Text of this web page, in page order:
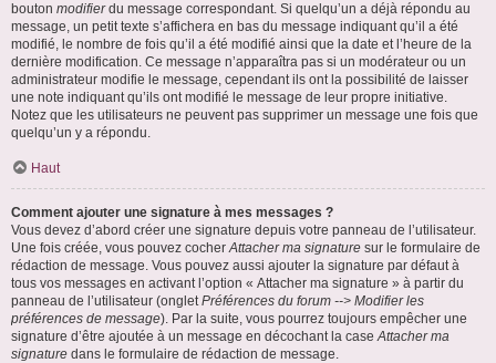
bouton modifierdu message correspondant. Si quelqu’un a déjà répondu au
message, un petit texte s’affichera en bas du message indiquant qu’il a été
modifié, le nombre de fois qu’il a été modifié ainsi que la date et l’heure de la
dernière modification. Ce message n’apparaîtra pas si un modérateur ou un
administrateur modifie le message, cependant ils ont la possibilité de laisser
une note indiquant qu’ils ont modifié le message de leur propre initiative.
Notez que les utilisateurs ne peuvent pas supprimer un message une fois que
quelqu’un y a répondu.
Haut
Comment ajouter une signature à mes messages ?
Vous devez d’abord créer une signature depuis votre panneau de l’utilisateur.
Une fois créée, vous pouvez cocherAttacher ma signature sur le formulaire de
rédaction de message. Vous pouvez aussi ajouter la signature par défaut à
tous vos messages en activant l’option « Attacher ma signature » à partir du
panneau de l’utilisateur (ongletPréférences du forum --> Modifier les
préférences de message). Par la suite, vous pourrez toujours empêcher une
signature d’être ajoutée à un message en décochant la caseAttacher ma
signature dans le formulaire de rédaction de message.